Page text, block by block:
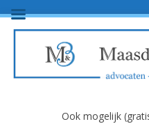
Ook mogelijk